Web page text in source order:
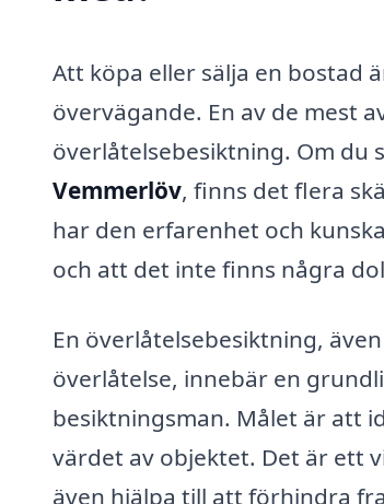
Att köpa eller sälja en bostad
övervägande. En av de mest
överlåtelsebesiktning. Om du
Vemmerlöv, finns det flera
har den erfarenhet och
och att det inte finns några
En överlåtelsebesiktning,
överlåtelse, innebär en
besiktningsman. Målet är att
värdet av objektet. Det är ett
även hjälpa till att förhindra